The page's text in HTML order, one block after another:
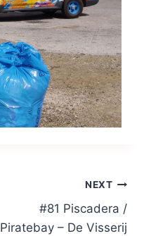
NEXT
#81 Piscadera /
Piratebay – De Visserij